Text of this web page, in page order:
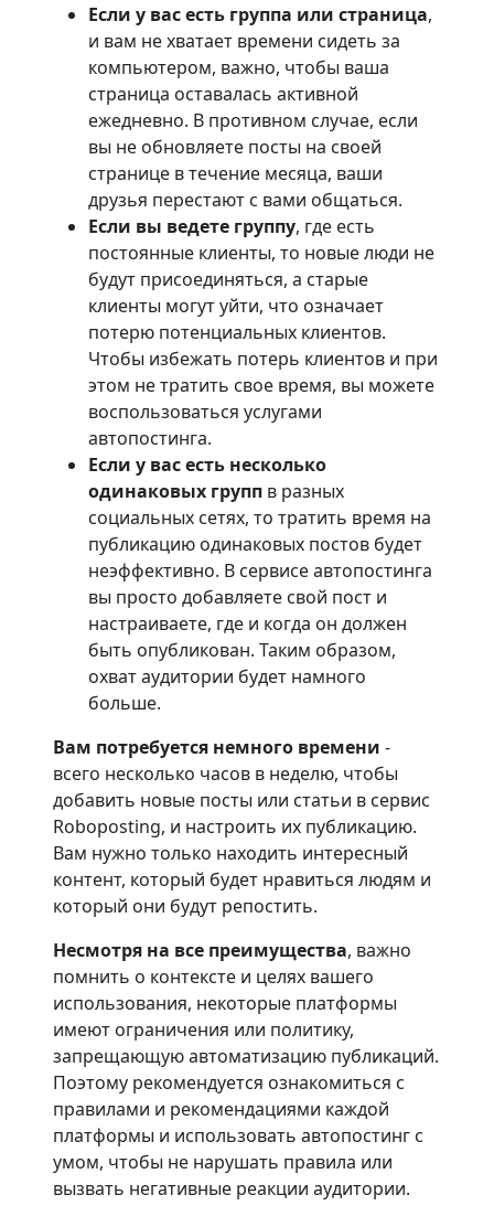
Если у вас есть группа или страница,
и вам не хватает времени сидеть за
компьютером, важно, чтобы ваша
страница оставалась активной
ежедневно. В противном случае, если
вы не обновляете посты на своей
странице в течение месяца, ваши
друзья перестают с вами общаться.
Если вы ведете группу, где есть
постоянные клиенты, то новые люди не
будут присоединяться, а старые
клиенты могут уйти, что означает
потерю потенциальных клиентов.
Чтобы избежать потерь клиентов и при
этом не тратить свое время, вы можете
воспользоваться услугами
автопостинга.
Если у вас есть несколько
одинаковых групп в разных
социальных сетях, то тратить время на
публикацию одинаковых постов будет
неэффективно. В сервисе автопостинга
вы просто добавляете свой пост и
настраиваете, где и когда он должен
быть опубликован. Таким образом,
охват аудитории будет намного
больше.
Вам потребуется немного времени -
всего несколько часов в неделю, чтобы
добавить новые посты или статьи в сервис
Roboposting, и настроить их публикацию.
Вам нужно только находить интересный
контент, который будет нравиться людям и
который они будут репостить.
Несмотря на все преимущества, важно
помнить о контексте и целях вашего
использования, некоторые платформы
имеют ограничения или политику,
запрещающую автоматизацию публикаций.
Поэтому рекомендуется ознакомиться с
правилами и рекомендациями каждой
платформы и использовать автопостинг с
умом, чтобы не нарушать правила или
вызвать негативные реакции аудитории.